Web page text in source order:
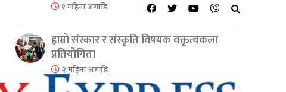
१ महिना अगाडि
हाम्रो संस्कार र संस्कृति विषयक वक्तृत्वकला
प्रतियोगिता
२ महिना अगाडि